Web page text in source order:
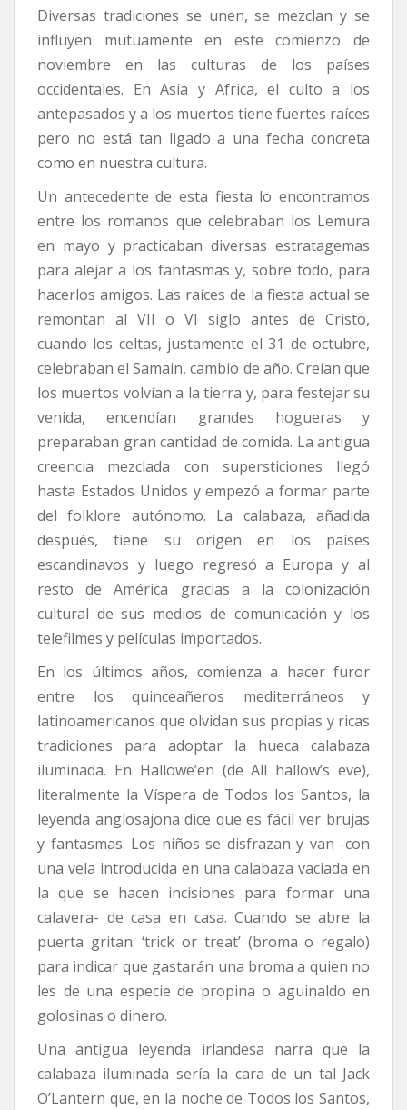
Diversas tradiciones se unen, se mezclan y se
influyen mutuamente en este comienzo de
noviembre en las culturas de los países
occidentales. En Asia y Africa, el culto a los
antepasados y a los muertos tiene fuertes raíces
pero no está tan ligado a una fecha concreta
como en nuestra cultura.
Un antecedente de esta fiesta lo encontramos
entre los romanos que celebraban los Lemura
en mayo y practicaban diversas estratagemas
para alejar a los fantasmas y, sobre todo, para
hacerlos amigos. Las raíces de la fiesta actual se
remontan al VII o VI siglo antes de Cristo,
cuando los celtas, justamente el 31 de octubre,
celebraban el Samain, cambio de año. Creían que
los muertos volvían a la tierra y, para festejar su
venida, encendían grandes hogueras y
preparaban gran cantidad de comida. La antigua
creencia mezclada con supersticiones llegó
hasta Estados Unidos y empezó a formar parte
del folklore autónomo. La calabaza, añadida
después, tiene su origen en los países
escandinavos y luego regresó a Europa y al
resto de América gracias a la colonización
cultural de sus medios de comunicación y los
telefilmes y películas importados.
En los últimos años, comienza a hacer furor
entre los quinceañeros mediterráneos y
latinoamericanos que olvidan sus propias y ricas
tradiciones para adoptar la hueca calabaza
iluminada. En Hallowe’en (de All hallow’s eve),
literalmente la Víspera de Todos los Santos, la
leyenda anglosajona dice que es fácil ver brujas
y fantasmas. Los niños se disfrazan y van -con
una vela introducida en una calabaza vaciada en
la que se hacen incisiones para formar una
calavera- de casa en casa. Cuando se abre la
puerta gritan: ‘trick or treat’ (broma o regalo)
para indicar que gastarán una broma a quien no
les de una especie de propina o aguinaldo en
golosinas o dinero.
Una antigua leyenda irlandesa narra que la
calabaza iluminada sería la cara de un tal Jack
O’Lantern que, en la noche de Todos los Santos,